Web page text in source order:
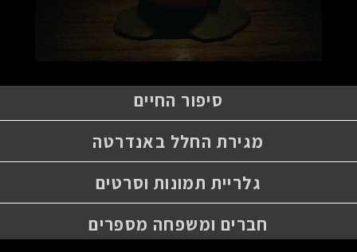
סיפור החיים
מגירת החלל באנדרטה
גלריית תמונות וסרטים
חברים ומשפחה מספרים